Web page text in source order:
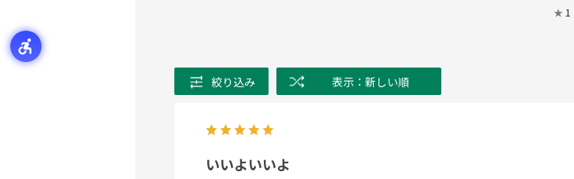
★ 1
絞り込み 表示：新しい順
いいよいいよ